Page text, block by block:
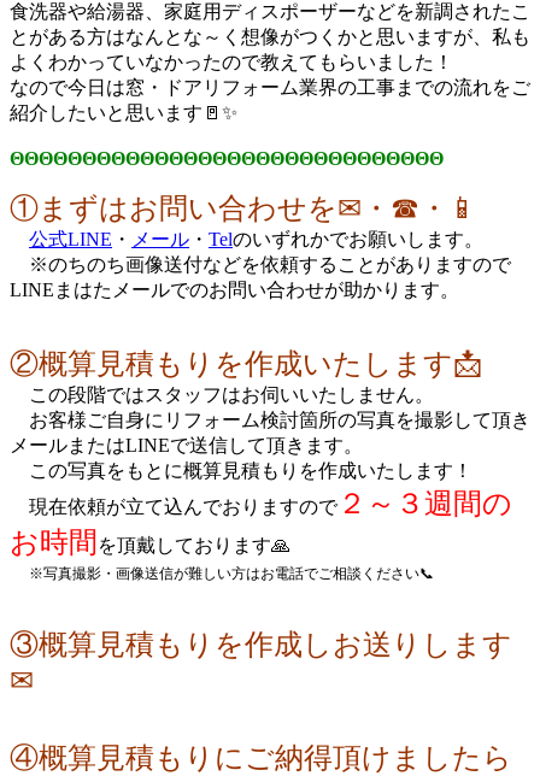
食洗器や給湯器、家庭用ディスポーザーなどを新調されたこ
とがある方はなんとな～く想像がつくかと思いますが、私も
よくわかっていなかったので教えてもらいました！
なので今日は窓・ドアリフォーム業界の工事までの流れをご
紹介したいと思います🚪✨
ΘΘΘΘΘΘΘΘΘΘΘΘΘΘΘΘΘΘΘΘΘΘΘΘΘΘΘΘΘΘ
①まずはお問い合わせを✉・☎・📱
公式LINE ・ メール ・ Telのいずれかでお願いします。
※のちのち画像送付などを依頼することがありますので
LINEまはたメールでのお問い合わせが助かります。
②概算見積もりを作成いたします📩
この段階ではスタッフはお伺いいたしません。
お客様ご自身にリフォーム検討箇所の写真を撮影して頂き
メールまたはLINEで送信して頂きます。
この写真をもとに概算見積もりを作成いたします！
現在依頼が立て込んでおりますので２～３週間の
お時間 を頂戴しております🙏
※写真撮影・画像送信が難しい方はお電話でご相談ください📞
③概算見積もりを作成しお送りします
✉
④概算見積もりにご納得頂けましたら